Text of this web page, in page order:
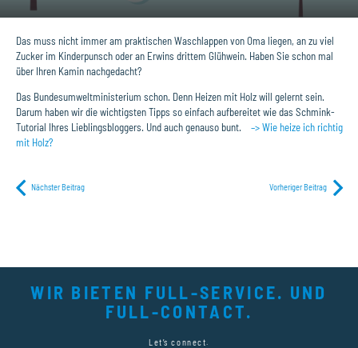
Das muss nicht immer am praktischen Waschlappen von Oma liegen, an zu viel
Zucker im Kinderpunsch oder an Erwins drittem Glühwein. Haben Sie schon mal
über Ihren Kamin nachgedacht?
Das Bundesumweltministerium schon. Denn Heizen mit Holz will gelernt sein.
Darum haben wir die wichtigsten Tipps so einfach aufbereitet wie das Schmink-
Tutorial Ihres Lieblingsbloggers. Und auch genauso bunt. –>Wie heize ich richtig
mit Holz?
Nächster Beitrag Vorheriger Beitrag
WIR BIETEN FULL-SERVICE. UND
FULL-CONTACT.
Let’s connect.